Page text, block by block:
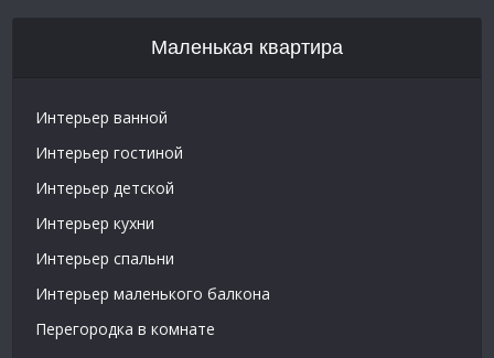
Маленькая квартира
Интерьер ванной
Интерьер гостиной
Интерьер детской
Интерьер кухни
Интерьер спальни
Интерьер маленького балкона
Перегородка в комнате